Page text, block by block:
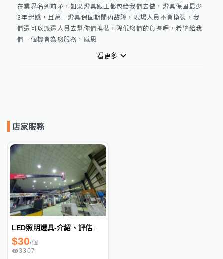
在業界名列前矛，如果燈具跟工都包給我們去做，燈具保固最少
3年起跳，且萬一燈具保固期間內故障，現場人員不會換裝，我
們還可以派遣人員去幫你們換裝，降低您們的負擔喔，希望給我
們一個機會為您服務，感恩
看更多
店家服務
LED照明燈具-介紹、評估、建議、換裝、保固
$30/個
3307